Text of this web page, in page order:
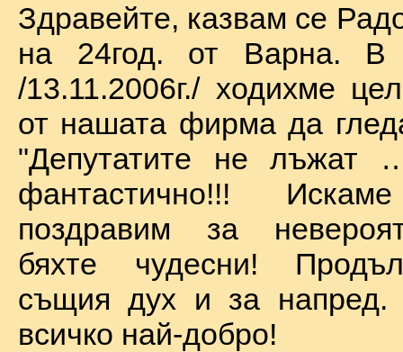
Здравейте, казвам се
на 24год. от Варна. В
/13.11.2006г./ ходихме
от нашата фирма да
"Депутатите не
фантастично!!!
поздравим за
бяхте чудесни!
същия дух и за
всичко най-добро!